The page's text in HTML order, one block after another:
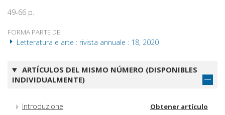
49-66 p.
FORMA PARTE DE
Letteratura e arte : rivista annuale : 18, 2020
ARTÍCULOS DEL MISMO NÚMERO (DISPONIBLES
INDIVIDUALMENTE)
Introduzione Obtener artículo